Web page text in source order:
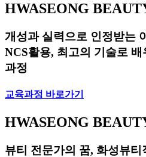
HWASEONG
개성과 실력으로 인정받는
NCS활용, 최고의 기술로
과정
교육과정 바로가기
HWASEONG
뷰티 전문가의 꿈, 화성뷰